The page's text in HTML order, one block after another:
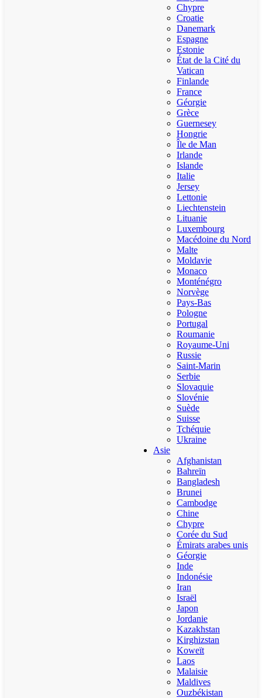
Chypre
Croatie
Danemark
Espagne
Estonie
État de la Cité du
Vatican
Finlande
France
Géorgie
Grèce
Guernesey
Hongrie
Île de Man
Irlande
Islande
Italie
Jersey
Lettonie
Liechtenstein
Lituanie
Luxembourg
Macédoine du Nord
Malte
Moldavie
Monaco
Monténégro
Norvège
Pays-Bas
Pologne
Portugal
Roumanie
Royaume-Uni
Russie
Saint-Marin
Serbie
Slovaquie
Slovénie
Suède
Suisse
Tchéquie
Ukraine
Asie
Afghanistan
Bahreïn
Bangladesh
Brunei
Cambodge
Chine
Chypre
Corée du Sud
Émirats arabes unis
Géorgie
Inde
Indonésie
Iran
Israël
Japon
Jordanie
Kazakhstan
Kirghizstan
Koweït
Laos
Malaisie
Maldives
Ouzbékistan